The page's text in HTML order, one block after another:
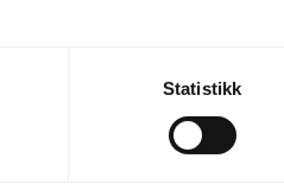
Statistikk